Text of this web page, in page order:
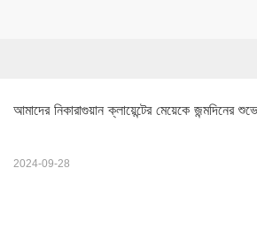
আমাদের নিকারাগুয়ান ক্লায়েন্টের মেয়েকে জন্মদিনের
2024-09-28